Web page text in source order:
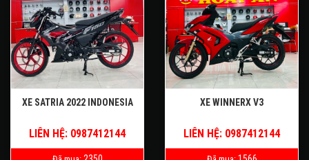
XE SATRIA 2022 INDONESIA
LIÊN HỆ: 0987412144
XE WINNERX V3
LIÊN HỆ: 0987412144